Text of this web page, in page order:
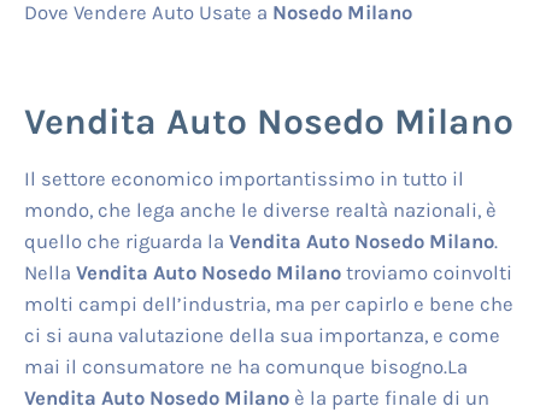
Dove Vendere Auto Usate a Nosedo Milano
Vendita Auto Nosedo Milano
Il settore economico importantissimo in tutto il
mondo, che lega anche le diverse realtà nazionali, è
quello che riguarda la Vendita Auto Nosedo Milano.
Nella Vendita Auto Nosedo Milanotroviamo coinvolti
molti campi dell’industria, ma per capirlo e bene che
ci si auna valutazione della sua importanza, e come
mai il consumatore ne ha comunque bisogno.La
Vendita Auto Nosedo Milanoè la parte finale di un